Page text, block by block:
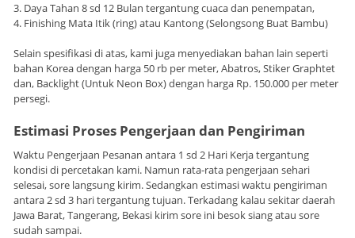
3. Daya Tahan 8 sd 12 Bulan tergantung cuaca dan penempatan,
4. Finishing Mata Itik (ring) atau Kantong (Selongsong Buat Bambu)
Selain spesifikasi di atas, kami juga menyediakan bahan lain seperti
bahan Korea dengan harga 50 rb per meter, Abatros, Stiker Graphtet
dan, Backlight (Untuk Neon Box) dengan harga Rp. 150.000 per meter
persegi.
Estimasi Proses Pengerjaan dan Pengiriman
Waktu Pengerjaan Pesanan antara 1 sd 2 Hari Kerja tergantung
kondisi di percetakan kami. Namun rata-rata pengerjaan sehari
selesai, sore langsung kirim. Sedangkan estimasi waktu pengiriman
antara 2 sd 3 hari tergantung tujuan. Terkadang kalau sekitar daerah
Jawa Barat, Tangerang, Bekasi kirim sore ini besok siang atau sore
sudah sampai.